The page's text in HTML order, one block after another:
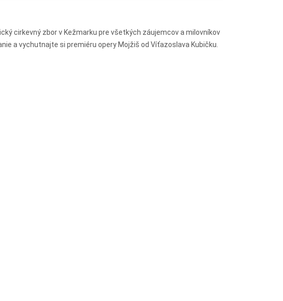
cirkevný zbor v Kežmarku pre všetkých záujemcov a milovníkov
a vychutnajte si premiéru opery Mojžiš od Víťazoslava Kubičku.